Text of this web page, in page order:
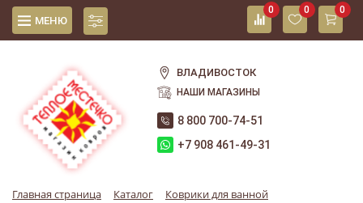
МЕНЮ
0 0 0
ВЛАДИВОСТОК
НАШИ МАГАЗИНЫ
8 800 700-74-51
+7 908 461-49-31
Главная страница Каталог
Коврики для ванной